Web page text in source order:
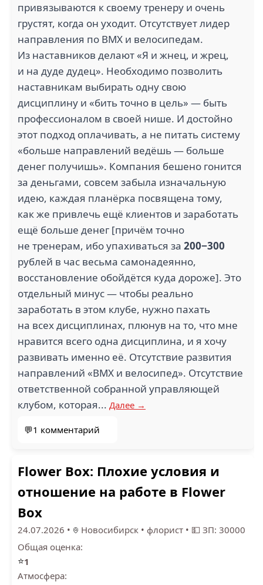
привязываются к своему тренеру и очень
грустят, когда он уходит. Отсутствует лидер
направления по BMX и велосипедам.
Из наставников делают «Я и жнец, и жрец,
и на дуде дудец». Необходимо позволить
наставникам выбирать одну свою
дисциплину и «бить точно в цель» — быть
профессионалом в своей нише. И достойно
этот подход оплачивать, а не питать систему
«больше направлений ведёшь — больше
денег получишь». Компания бешено гонится
за деньгами, совсем забыла изначальную
идею, каждая планёрка посвящена тому,
как же привлечь ещё клиентов и заработать
ещё больше денег [причём точно
не тренерам, ибо упахиваться за 200−300
рублей в час весьма самонадеянно,
восстановление обойдётся куда дороже]. Это
отдельный минус — чтобы реально
заработать в этом клубе, нужно пахать
на всех дисциплинах, плюнув на то, что мне
нравится всего одна дисциплина, и я хочу
развивать именно её. Отсутствие развития
направлений «BMX и велосипед». Отсутствие
ответственной собранной управляющей
клубом, которая... Далее →
💬1 комментарий
Flower Box: Плохие условия и
отношение на работе в Flower
Box
24.07.2026 • Новосибирск • флорист • 💵 ЗП: 30000
Общая оценка:
⭐1
Атмосфера: